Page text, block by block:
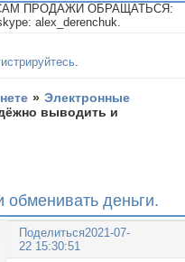
ПРОДАЖИ ОБРАЩАТЬСЯ:
alex_derenchuk.
» Электронные
выводить и
деньги.
Поделиться2021-07-
22 15:30:51